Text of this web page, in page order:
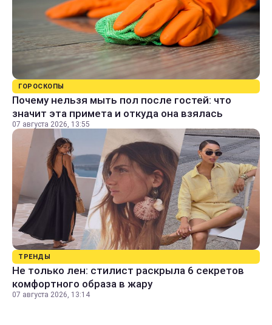
ГОРОСКОПЫ
Почему нельзя мыть пол после гостей: что
значит эта примета и откуда она взялась
07 августа 2026, 13:55
ТРЕНДЫ
Не только лен: стилист раскрыла 6 секретов
комфортного образа в жару
07 августа 2026, 13:14